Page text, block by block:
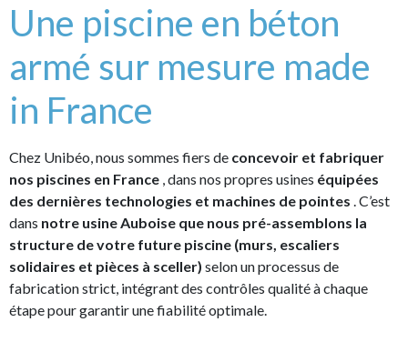
Une piscine en béton
armé sur mesure made
in France
Chez Unibéo, nous sommes fiers de concevoir et fabriquer
nos piscines en France , dans nos propres usines équipées
des dernières technologies et machines de pointes . C’est
dans notre usine Auboise que nous pré-assemblons la
structure de votre future piscine (murs, escaliers
solidaires et pièces à sceller) selon un processus de
fabrication strict, intégrant des contrôles qualité à chaque
étape pour garantir une fiabilité optimale.